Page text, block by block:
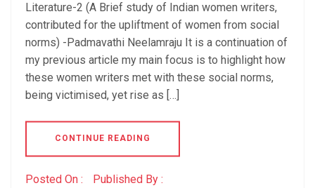
Literature-2 (A Brief study of Indian women writers,
contributed for the upliftment of women from social
norms) -Padmavathi Neelamraju It is a continuation of
my previous article my main focus is to highlight how
these women writers met with these social norms,
being victimised, yet rise as […]
CONTINUE READING
Posted On : Published By :